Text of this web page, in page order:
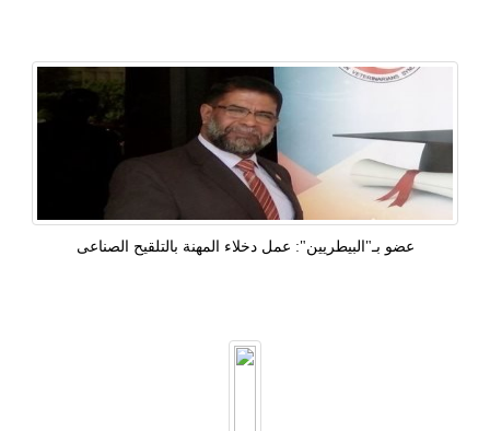
عضو بـ"البيطريين": عمل دخلاء المهنة بالتلقيح الصناعى